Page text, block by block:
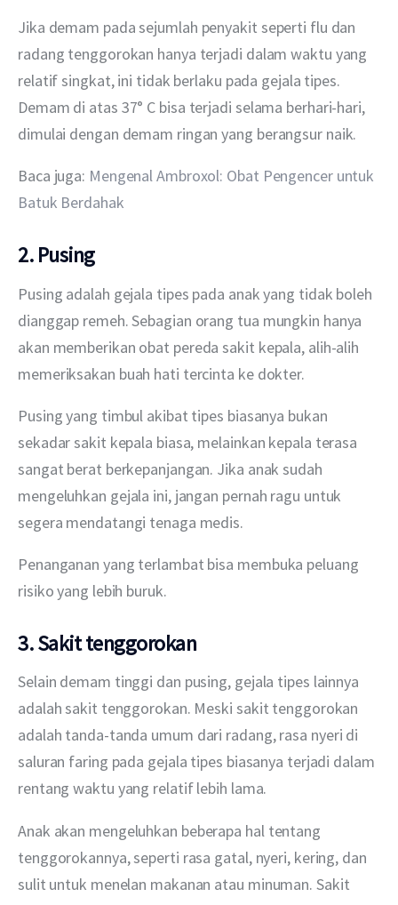
Jika demam pada sejumlah penyakit seperti flu dan
radang tenggorokan hanya terjadi dalam waktu yang
relatif singkat, ini tidak berlaku pada gejala tipes.
Demam di atas 37° C bisa terjadi selama berhari-hari,
dimulai dengan demam ringan yang berangsur naik.
Baca juga: Mengenal Ambroxol: Obat Pengencer untuk
Batuk Berdahak
2. Pusing
Pusing adalah gejala tipes pada anak yang tidak boleh
dianggap remeh. Sebagian orang tua mungkin hanya
akan memberikan obat pereda sakit kepala, alih-alih
memeriksakan buah hati tercinta ke dokter.
Pusing yang timbul akibat tipes biasanya bukan
sekadar sakit kepala biasa, melainkan kepala terasa
sangat berat berkepanjangan. Jika anak sudah
mengeluhkan gejala ini, jangan pernah ragu untuk
segera mendatangi tenaga medis.
Penanganan yang terlambat bisa membuka peluang
risiko yang lebih buruk.
3. Sakit tenggorokan
Selain demam tinggi dan pusing, gejala tipes lainnya
adalah sakit tenggorokan. Meski sakit tenggorokan
adalah tanda-tanda umum dari radang, rasa nyeri di
saluran faring pada gejala tipes biasanya terjadi dalam
rentang waktu yang relatif lebih lama.
Anak akan mengeluhkan beberapa hal tentang
tenggorokannya, seperti rasa gatal, nyeri, kering, dan
sulit untuk menelan makanan atau minuman. Sakit